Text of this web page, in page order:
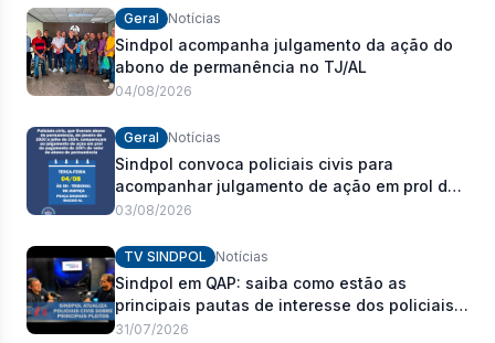
Geral Notícias
Sindpol acompanha julgamento da ação do
abono de permanência no TJ/AL
04/08/2026
Geral Notícias
Sindpol convoca policiais civis para
acompanhar julgamento de ação em prol do
pagamento de 100% do abono de
03/08/2026
TV SINDPOL Notícias
Sindpol em QAP: saiba como estão as
principais pautas de interesse dos policiais
civis
31/07/2026